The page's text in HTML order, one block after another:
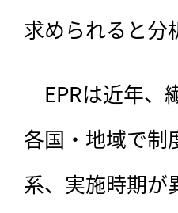
求められると分
EPRは近年、
各国・地域で制
系、実施時期が